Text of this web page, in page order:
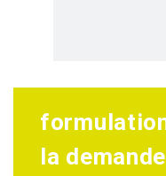
la demande